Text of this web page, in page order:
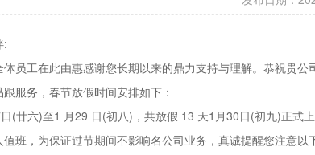
:
员工在此由惠感谢您长期以来的鼎力支持与理解。恭祝贵
服务，春节放假时间安排如下：
(廿六)至1 月29 日(初八)，共放假 13 天1月30日(初九)正式
班，为保证过节期间不影响名公司业务，真诚提醒您注意以